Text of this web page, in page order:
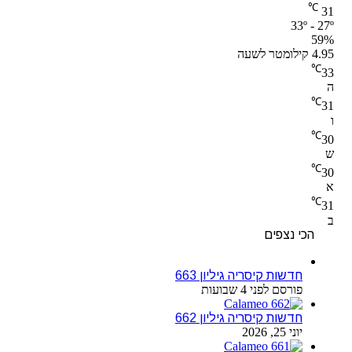
31
℃
33º - 27º
59%
4.95 קילומטר לשעה
33
℃
ה
31
℃
ו
30
℃
ש
30
℃
א
31
℃
ב
הכי נצפים
חדשות קיסריה גיליון 663
פורסם לפני 4 שבועות
חדשות קיסריה גיליון 662
יוני 25, 2026